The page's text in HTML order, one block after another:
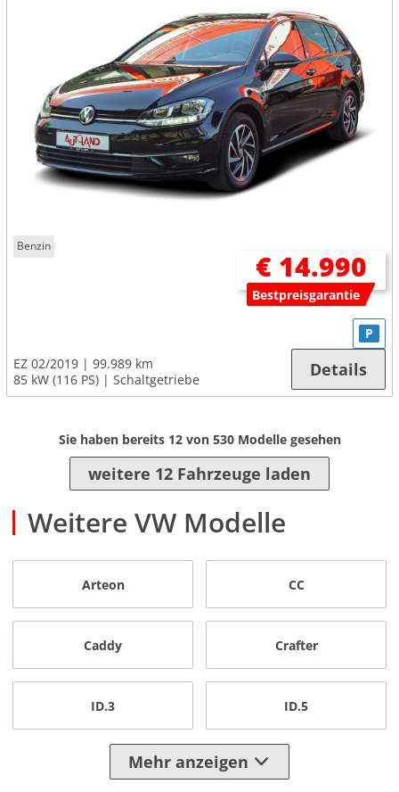
Benzin
€ 14.990
Bestpreisgarantie
EZ 02/2019
99.989 km
85 kW (116 PS)
Schaltgetriebe
P
Details
Sie haben bereits 12von 530Modelle gesehen
weitere 12 Fahrzeuge laden
Weitere VW Modelle
Arteon CC
Caddy Crafter
ID.3 ID.5
Mehr anzeigen